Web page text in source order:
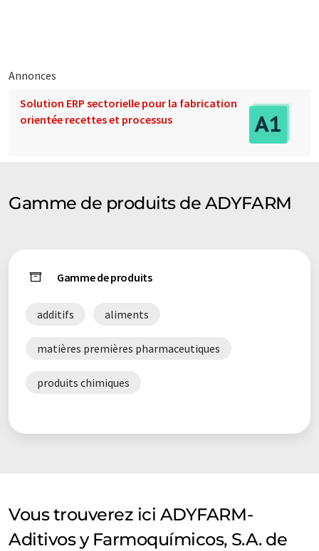
Annonces
Solution ERP sectorielle pour la fabrication
orientée recettes et processus
Gamme de produits de ADYFARM
Gamme de produits
additifs aliments
matières premières pharmaceutiques
produits chimiques
Vous trouverez ici ADYFARM-
Aditivos y Farmoquímicos, S.A. de